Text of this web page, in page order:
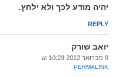
יהיה מודע לכך ולא ילחץ.
REPLY
יואב שורק
9 פברואר 2012 at 10:29
PERMALINK